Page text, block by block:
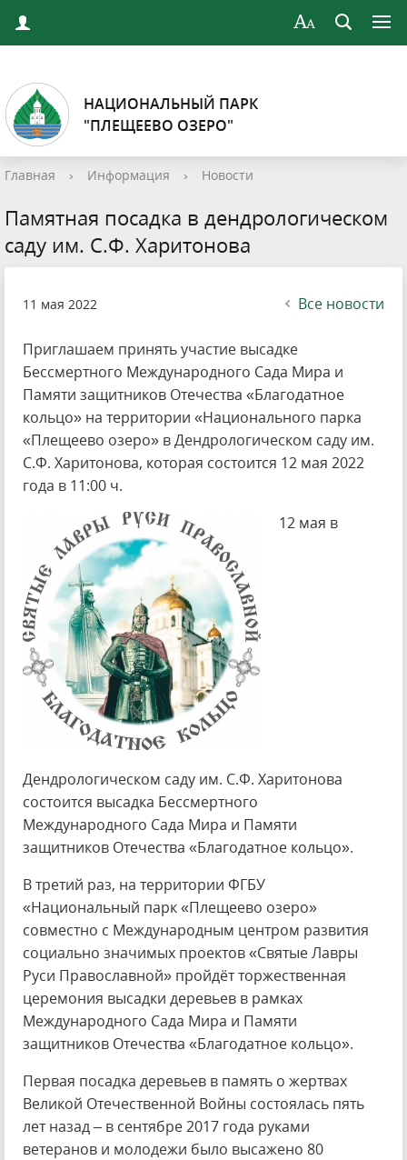
НАЦИОНАЛЬНЫЙ ПАРК
"ПЛЕЩЕЕВО ОЗЕРО"
Главная › Информация › Новости
Памятная посадка в дендрологическом
саду им. С.Ф. Харитонова
11 мая 2022 Все новости
Приглашаем принять участие высадке
Бессмертного Международного Сада Мира и
Памяти защитников Отечества «Благодатное
кольцо» на территории «Национального парка
«Плещеево озеро» в Дендрологическом саду им.
С.Ф. Харитонова, которая состоится 12 мая 2022
года в 11:00 ч.
12 мая в
Дендрологическом саду им. С.Ф. Харитонова
состоится высадка Бессмертного
Международного Сада Мира и Памяти
защитников Отечества «Благодатное кольцо».
В третий раз, на территории ФГБУ
«Национальный парк «Плещеево озеро»
совместно с Международным центром развития
социально значимых проектов «Святые Лавры
Руси Православной» пройдёт торжественная
церемония высадки деревьев в рамках
Международного Сада Мира и Памяти
защитников Отечества «Благодатное кольцо».
Первая посадка деревьев в память о жертвах
Великой Отечественной Войны состоялась пять
лет назад – в сентябре 2017 года руками
ветеранов и молодежи было высажено 80